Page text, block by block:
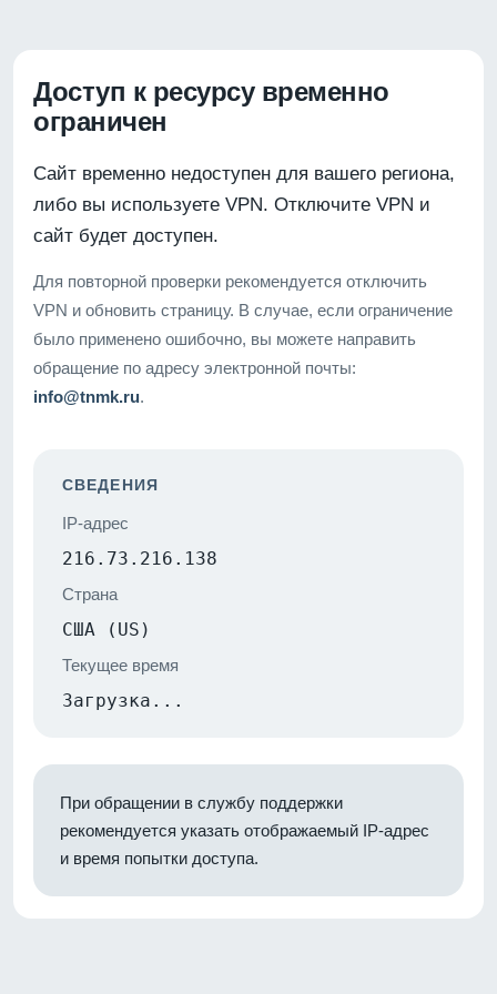
Доступ к ресурсу временно
ограничен
Сайт временно недоступен для вашего региона,
либо вы используете VPN. Отключите VPN и
сайт будет доступен.
Для повторной проверки рекомендуется отключить
VPN и обновить страницу. В случае, если ограничение
было применено ошибочно, вы можете направить
обращение по адресу электронной почты:
info@tnmk.ru.
СВЕДЕНИЯ
IP-адрес
216.73.216.138
Страна
США (US)
Текущее время
Загрузка...
При обращении в службу поддержки
рекомендуется указать отображаемый IP-адрес
и время попытки доступа.